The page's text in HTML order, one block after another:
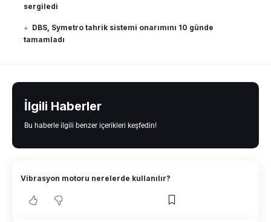
sergiledi
DBS, Symetro tahrik sistemi onarımını 10 günde
tamamladı
İlgili Haberler
Bu haberle ilgili benzer içerikleri keşfedin!
Vibrasyon motoru nerelerde kullanılır?